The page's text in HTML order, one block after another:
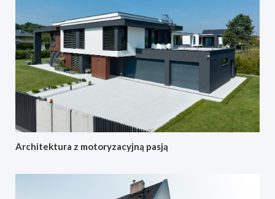
Architektura z motoryzacyjną pasją